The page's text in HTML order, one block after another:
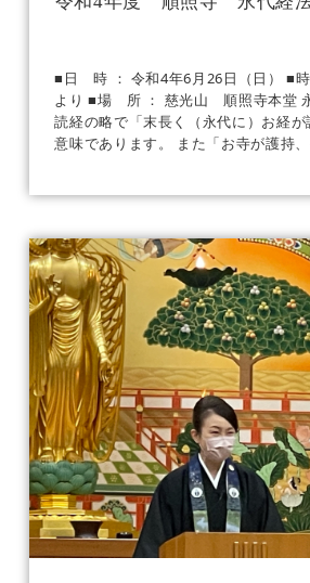
■日 時 ： 令和4年6月26日（日） ■
より ■場 所 ： 慈光山 順照寺本堂
読経の略で「末長く（永代に）お経が
意味であります。 また「お寺が護持